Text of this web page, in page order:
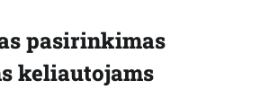
pasirinkimas
keliautojams